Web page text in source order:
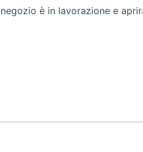
è in lavorazione e